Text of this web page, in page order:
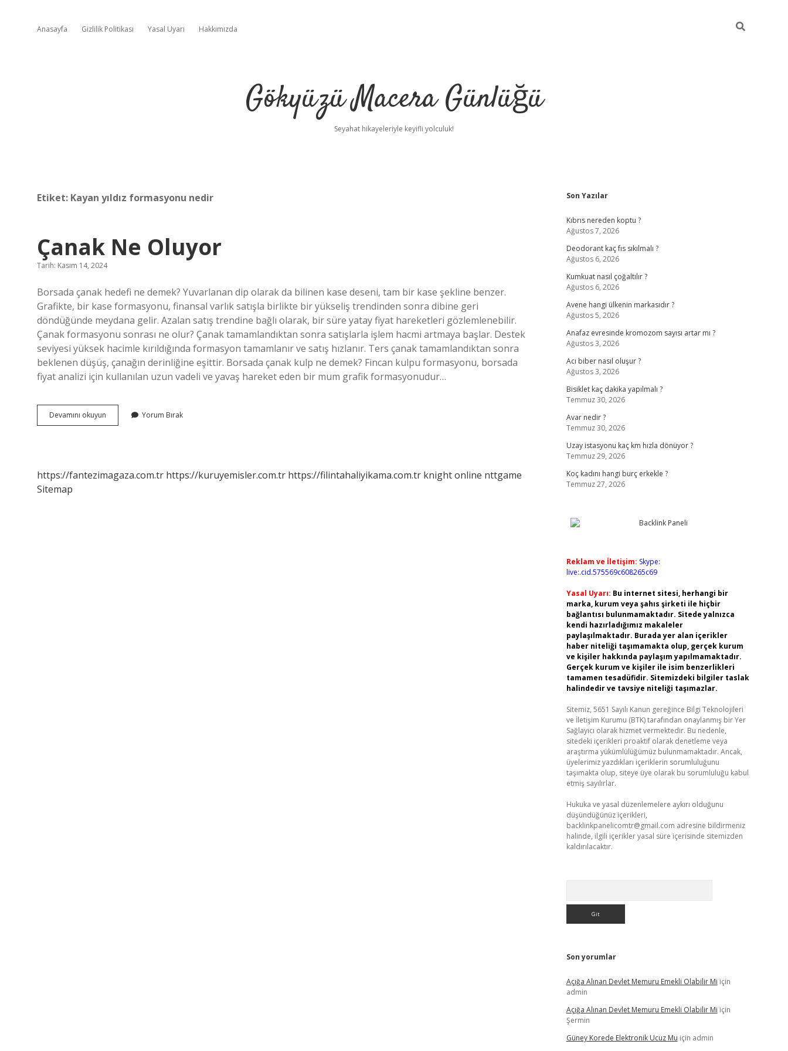
Anasayfa Gizlilik Politikası Yasal Uyarı Hakkımızda
Gökyüzü Macera Günlüğü
Seyahat hikayeleriyle keyifli yolculuk!
Etiket: Kayan yıldız formasyonu nedir
Çanak Ne Oluyor
Tarih: Kasım 14, 2024
Borsada çanak hedefi ne demek? Yuvarlanan dip olarak da bilinen kase deseni, tam bir kase şekline benzer.
Grafikte, bir kase formasyonu, finansal varlık satışla birlikte bir yükseliş trendinden sonra dibine geri
döndüğünde meydana gelir. Azalan satış trendine bağlı olarak, bir süre yatay fiyat hareketleri gözlemlenebilir.
Çanak formasyonu sonrası ne olur? Çanak tamamlandıktan sonra satışlarla işlem hacmi artmaya başlar. Destek
seviyesi yüksek hacimle kırıldığında formasyon tamamlanır ve satış hızlanır. Ters çanak tamamlandıktan sonra
beklenen düşüş, çanağın derinliğine eşittir. Borsada çanak kulp ne demek? Fincan kulpu formasyonu, borsada
fiyat analizi için kullanılan uzun vadeli ve yavaş hareket eden bir mum grafik formasyonudur…
Devamını okuyun
Ne
Yorum Bırak
https://fantezimagaza.com.tr https://kuruyemisler.com.tr https://filintahaliyikama.com.tr knight online nttgame
Sitemap
Sidebar
Son Yazılar
Kıbrıs nereden koptu ?
Ağustos 7, 2026
Deodorant kaç fıs sıkılmalı ?
Ağustos 6, 2026
Kumkuat nasıl çoğaltılır ?
Ağustos 6, 2026
Avene hangi ülkenin markasıdır ?
Ağustos 5, 2026
Anafaz evresinde kromozom sayısı artar mı ?
Ağustos 3, 2026
Acı biber nasıl oluşur ?
Ağustos 3, 2026
Bisiklet kaç dakika yapılmalı ?
Temmuz 30, 2026
Avar nedir ?
Temmuz 30, 2026
Uzay istasyonu kaç km hızla dönüyor ?
Temmuz 29, 2026
Koç kadını hangi burç erkekle ?
Temmuz 27, 2026
Reklam ve İletişim: Skype:
live:.cid.575569c608265c69
Yasal Uyarı: Bu internet sitesi, herhangi bir
marka, kurum veya şahıs şirketi ile hiçbir
bağlantısı bulunmamaktadır. Sitede yalnızca
kendi hazırladığımız makaleler
paylaşılmaktadır. Burada yer alan içerikler
haber niteliği taşımamakta olup, gerçek kurum
ve kişiler hakkında paylaşım yapılmamaktadır.
Gerçek kurum ve kişiler ile isim benzerlikleri
tamamen tesadüfidir. Sitemizdeki bilgiler taslak
halindedir ve tavsiye niteliği taşımazlar.
Sitemiz, 5651 Sayılı Kanun gereğince Bilgi Teknolojileri
ve İletişim Kurumu (BTK) tarafından onaylanmış bir Yer
Sağlayıcı olarak hizmet vermektedir. Bu nedenle,
sitedeki içerikleri proaktif olarak denetleme veya
araştırma yükümlülüğümüz bulunmamaktadır. Ancak,
üyelerimiz yazdıkları içeriklerin sorumluluğunu
taşımakta olup, siteye üye olarak bu sorumluluğu kabul
etmiş sayılırlar.
Hukuka ve yasal düzenlemelere aykırı olduğunu
düşündüğünüz içerikleri,
backlinkpanelicomtr@gmail.com adresine bildirmeniz
halinde, ilgili içerikler yasal süre içerisinde sitemizden
kaldırılacaktır.
Son yorumlar
Açığa Alınan Devlet Memuru Emekli Olabilir Mi için
admin
Açığa Alınan Devlet Memuru Emekli Olabilir Mi için
Şermin
Güney Korede Elektronik Ucuz Mu için admin